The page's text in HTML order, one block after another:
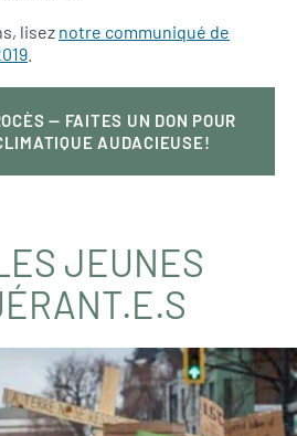
lisez notre communiqué de
— FAITES UN DON POUR
AUDACIEUSE!
JEUNES